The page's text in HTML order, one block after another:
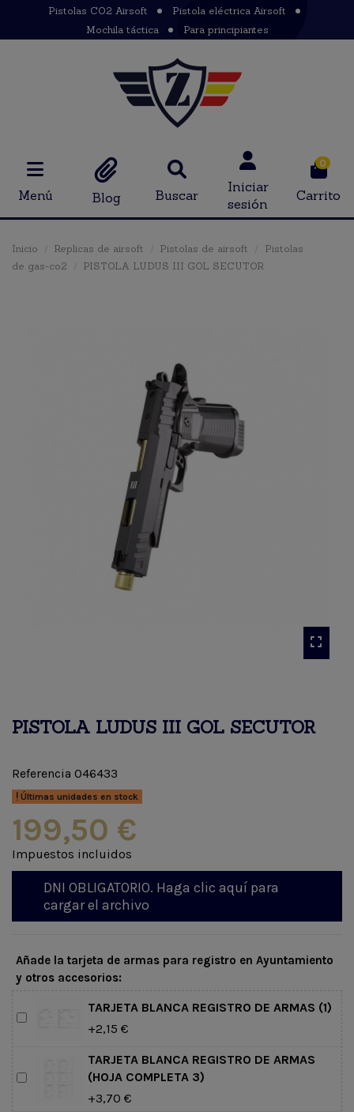
Pistolas CO2 Airsoft
Pistola eléctrica Airsoft
Mochila táctica
Para principiantes
Menú Blog Buscar
Iniciar
sesión
0
Carrito
Inicio Replicas de airsoft Pistolas de airsoft
Pistolas
de gas-co2
PISTOLA LUDUS III GOL SECUTOR
PISTOLA LUDUS III GOL SECUTOR
Referencia 046433
Últimas unidades en stock
199,50 €
Impuestos incluidos
DNI OBLIGATORIO. Haga clic aquí para
cargar el archivo
Añade la tarjeta de armas para registro en Ayuntamiento
y otros accesorios:
TARJETA BLANCA REGISTRO DE ARMAS (1)
+2,15 €
TARJETA BLANCA REGISTRO DE ARMAS
(HOJA COMPLETA 3)
+3,70 €